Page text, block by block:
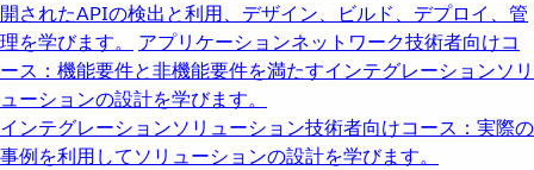
開されたAPIの検出と利用、デザイン、ビルド、デプロイ、管
理を学びます。
アプリケーションネットワーク技術者向けコ
ース：機能要件と非機能要件を満たすインテグレーションソリ
ューションの設計を学びます。
インテグレーションソリューション技術者向けコース：実際の
事例を利用してソリューションの設計を学びます。